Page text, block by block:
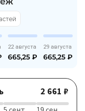
22 августа
665,25 ₽
29 августа
665,25 ₽
2 661 ₽